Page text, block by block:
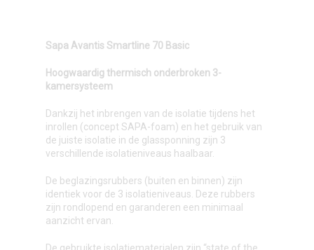
Sapa Avantis Smartline 70 Basic
Hoogwaardig thermisch onderbroken 3-
kamersysteem
Dankzij het inbrengen van de isolatie tijdens het
inrollen (concept SAPA-foam) en het gebruik van
de juiste isolatie in de glassponning zijn 3
verschillende isolatieniveaus haalbaar.
De beglazingsrubbers (buiten en binnen) zijn
identiek voor de 3 isolatieniveaus. Deze rubbers
zijn rondlopend en garanderen een minimaal
aanzicht ervan.
De gebruikte isolatiematerialen zijn “state of the